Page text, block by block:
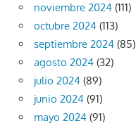
noviembre 2024 (111)
octubre 2024 (113)
septiembre 2024 (85)
agosto 2024 (32)
julio 2024 (89)
junio 2024 (91)
mayo 2024 (91)